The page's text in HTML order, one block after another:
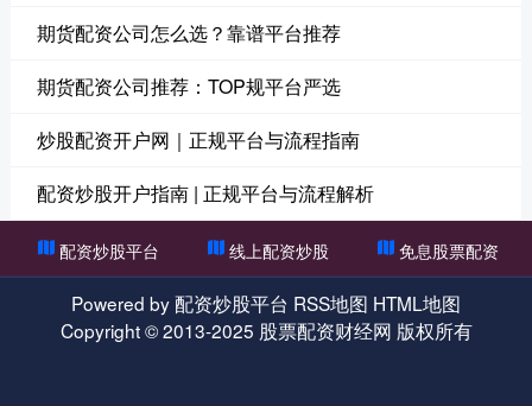
期货配资公司怎么选？靠谱平台推荐
期货配资公司推荐：TOP规平台严选
炒股配资开户网｜正规平台与流程指南
配资炒股开户指南 | 正规平台与流程解析
配资炒股平台 线上配资炒股 免息股票配资
Powered by配资炒股平台 RSS地图 HTML地图
Copyright© 2013-2025 股票配资财经网 版权所有